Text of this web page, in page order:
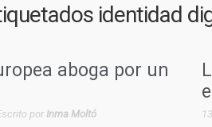
identidad
aboga por un
por Inma Moltó